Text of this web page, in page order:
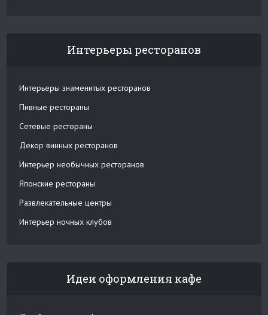
Интерьеры ресторанов
Интерьеры знаменитых ресторанов
Пивные рестораны
Сетевые рестораны
Декор винных ресторанов
Интерьер необычных ресторанов
Японские рестораны
Развлекательные центры
Интерьер ночных клубов
Идеи оформления кафе